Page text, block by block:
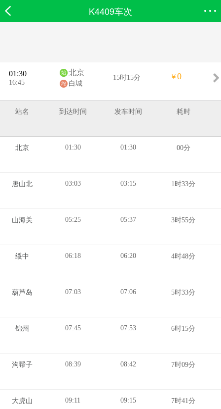
K4409车次
01:30
16:45
北京
白城
15时15分 ￥ 0
站名 到达时间 发车时间 耗时
北京 01:30 01:30 00分
唐山北 03:03 03:15 1时33分
山海关 05:25 05:37 3时55分
绥中 06:18 06:20 4时48分
葫芦岛 07:03 07:06 5时33分
锦州 07:45 07:53 6时15分
沟帮子 08:39 08:42 7时09分
大虎山 09:11 09:15 7时41分